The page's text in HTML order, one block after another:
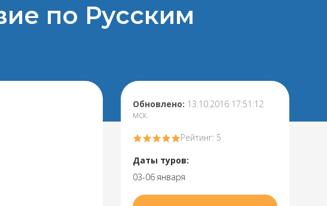
по Русским
Обновлено: 13.10.2016 17:51:12
мск.
Рейтинг: 5
Даты туров:
03-06 января